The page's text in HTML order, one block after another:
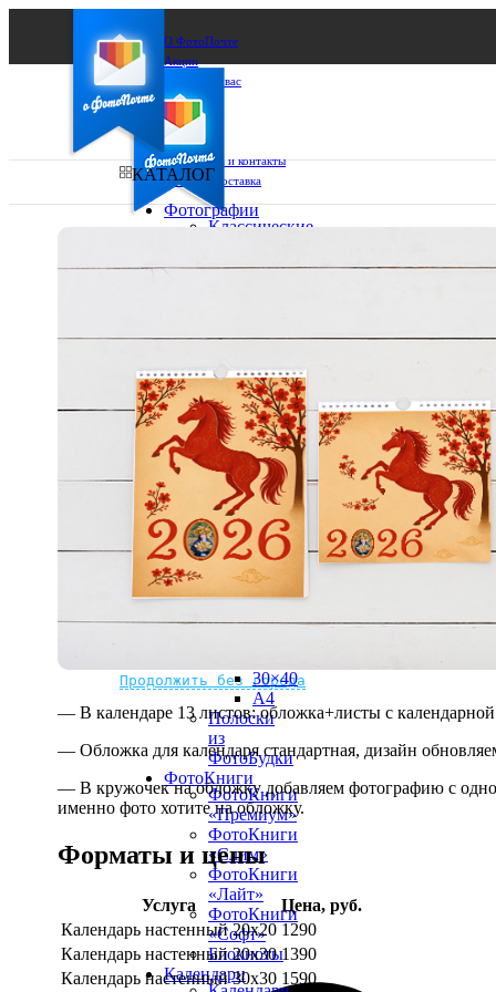
О ФотоПочте
Акции
Сделаем за вас
Бизнесу
FAQ
Франшиза
Поддержка и контакты
Оплата и доставка
Продолжить без города
КАТАЛОГ
Фотографии
Классические
10х10
15х20
20х30
30х30
30х40
А4
Фото
рамке
10х10
10×15
13×18
15×15
15×20
20×20
30×40
A4
Полоски
из
ФотоБудки
ФотоКниги
ФотоКниги
«Премиум»
ФотоКниги
«Слим»
ФотоКниги
«Лайт»
ФотоКниги
«Софт»
Блокноты
Календари
— В календаре 13 листов: обложка+листы с календарной
— Обложка для календаря стандартная, дизайн
— В кружочек на обложку добавляем фотографию с
именно фото хотите на обложку.
Форматы и цены
Услуга
Цена, руб.
Календарь настенный 20х20 1290
Календарь настенный 20х30 1390
Календарь настенный 30х30 1590